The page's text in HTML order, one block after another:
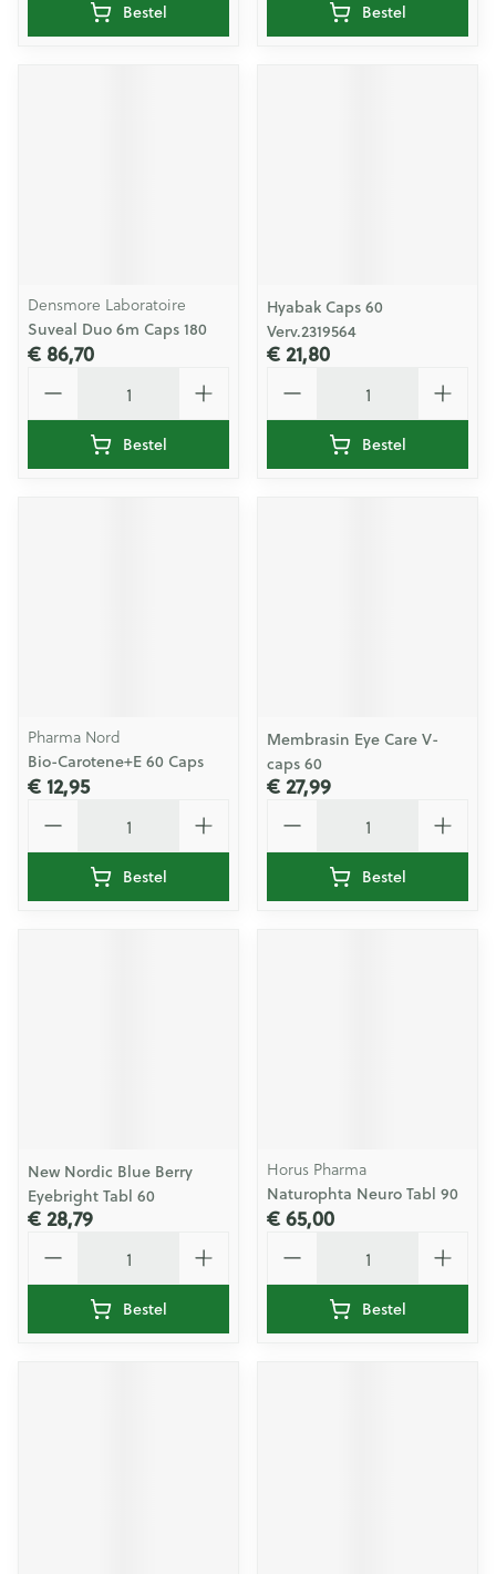
Bestel Bestel
Densmore Laboratoire
Suveal Duo 6m Caps 180
€ 86,70
Bestel
Hyabak Caps 60
Verv.2319564
€ 21,80
Bestel
Pharma Nord
Bio-Carotene+E 60 Caps
€ 12,95
Bestel
Membrasin Eye Care V-
caps 60
€ 27,99
Bestel
New Nordic Blue Berry
Eyebright Tabl 60
€ 28,79
Bestel
Horus Pharma
Naturophta Neuro Tabl 90
€ 65,00
Bestel